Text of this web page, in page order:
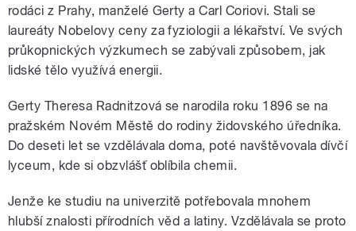
rodáci z Prahy, manželé Gerty a Carl Coriovi. Stali se
laureáty Nobelovy ceny za fyziologii a lékařství. Ve svých
průkopnických výzkumech se zabývali způsobem, jak
lidské tělo využívá energii.
Gerty Theresa Radnitzová se narodila roku 1896 se na
pražském Novém Městě do rodiny židovského úředníka.
Do deseti let se vzdělávala doma, poté navštěvovala dívčí
lyceum, kde si obzvlášť oblíbila chemii.
Jenže ke studiu na univerzitě potřebovala mnohem
hlubší znalosti přírodních věd a latiny. Vzdělávala se proto